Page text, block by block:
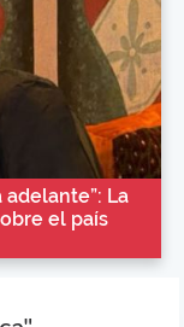
La
el país